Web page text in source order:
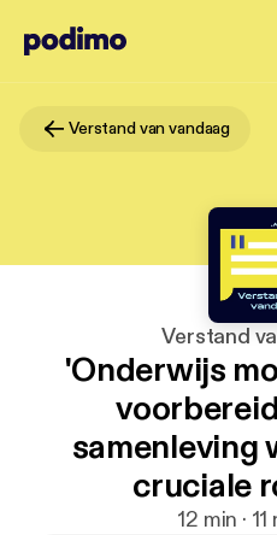
Verstand van vandaag
Verstand
'Onderwijs
samenleving
cruciale
12 min ·